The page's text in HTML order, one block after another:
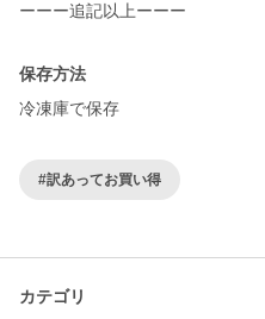
ーーー追記以上ーーー
保存方法
冷凍庫で保存
#訳あってお買い得
カテゴリ